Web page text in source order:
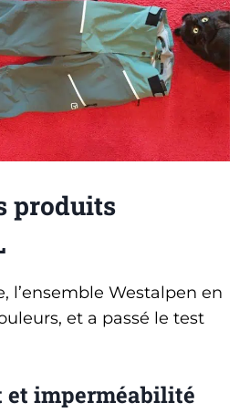
produits
l’ensemble Westalpen en
et a passé le test
imperméabilité